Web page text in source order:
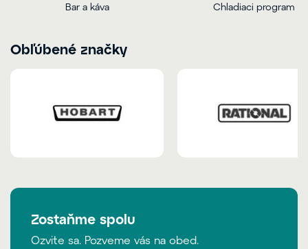
Bar a káva Chladiaci program
Obľúbené značky
Zostaňme spolu
Ozvite sa. Pozveme vás na obed.